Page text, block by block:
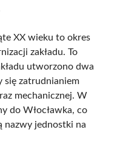
XX wieku to okres
zakładu. To
utworzono dwa
się zatrudnianiem
mechanicznej. W
do Włocławka, co
nazwy jednostki na